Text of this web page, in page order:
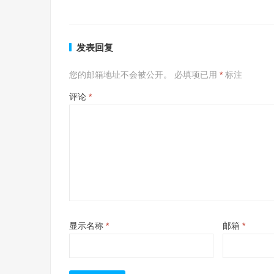
发表回复
您的邮箱地址不会被公开。 必填项已用 * 标注
评论 *
显示名称 * 邮箱 *